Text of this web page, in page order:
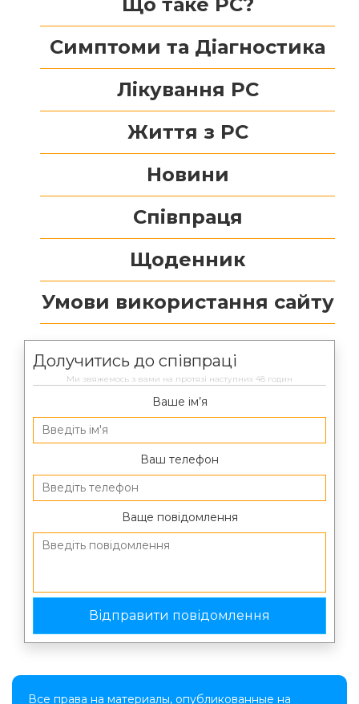
Що таке РС?
Симптоми та Діагностика
Лікування РС
Життя з РС
Новини
Співпраця
Щоденник
Умови використання сайту
Долучитись до співпраці
Ми звяжемось з вами на протязі наступних 48 годин
Ваше ім’я
Ваш телефон
Ваще повідомлення
Все права на материалы, опубликованные на